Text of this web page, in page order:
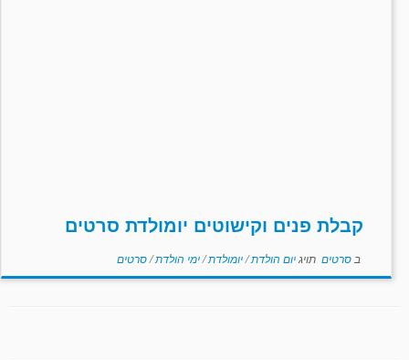
קבלת פנים וקישוטים יומולדת סרטים
ב סרטים תויגיום הולדת/יומולדת/ימי הולדת/סרטים